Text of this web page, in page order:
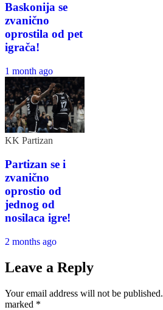
Baskonija se
zvanično
oprostila od pet
igrača!
1 month ago
KK Partizan
Partizan se i
zvanično
oprostio od
jednog od
nosilaca igre!
2 months ago
Leave a Reply
Your email address will not be published.
marked *